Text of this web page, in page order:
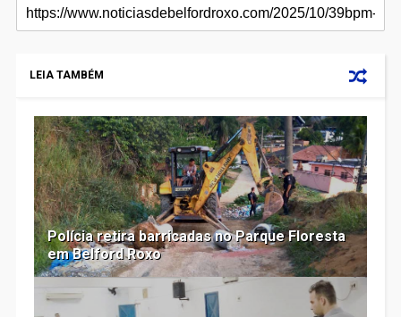
LEIA TAMBÉM
Polícia retira barricadas no Parque Floresta
em Belford Roxo